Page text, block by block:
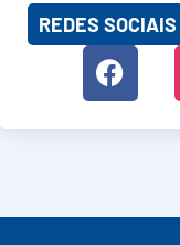
REDES SOCIAIS